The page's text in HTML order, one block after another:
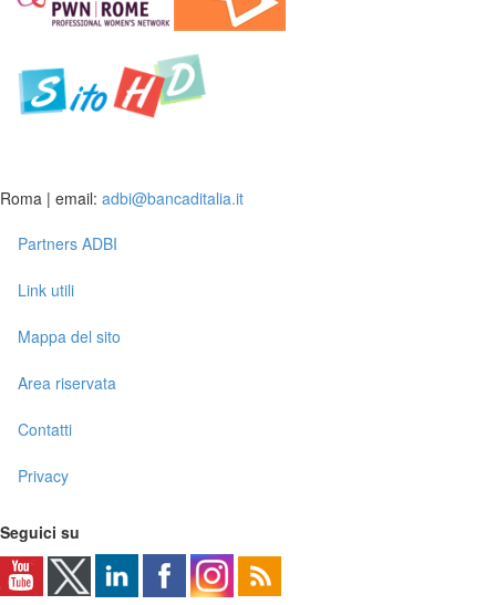
Roma | email: adbi@bancaditalia.it
Partners ADBI
Link utili
Mappa del sito
Area riservata
Contatti
Privacy
Seguici su